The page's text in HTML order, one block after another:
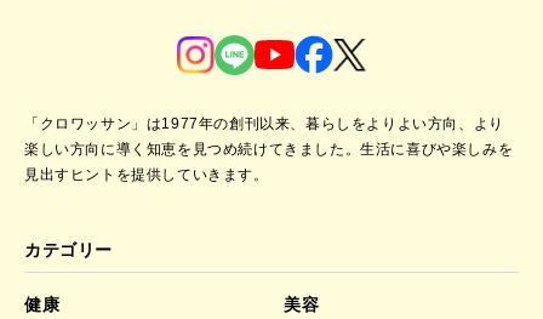
「クロワッサン」は1977年の創刊以来、暮らしをよりよい方向、より
楽しい方向に導く知恵を見つめ続けてきました。生活に喜びや楽しみを
見出すヒントを提供していきます。
カテゴリー
健康
美容